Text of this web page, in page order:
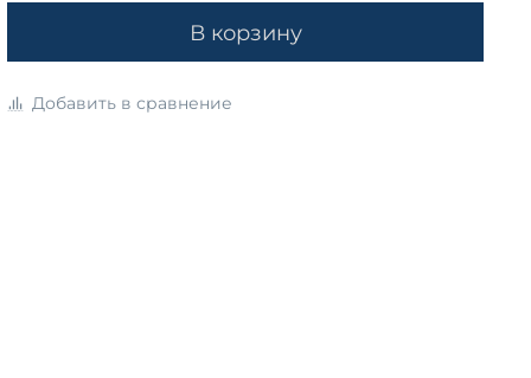
В корзину
Добавить в сравнение